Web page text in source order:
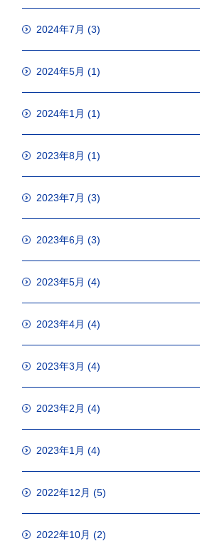
2024年7月 (3)
2024年5月 (1)
2024年1月 (1)
2023年8月 (1)
2023年7月 (3)
2023年6月 (3)
2023年5月 (4)
2023年4月 (4)
2023年3月 (4)
2023年2月 (4)
2023年1月 (4)
2022年12月 (5)
2022年10月 (2)